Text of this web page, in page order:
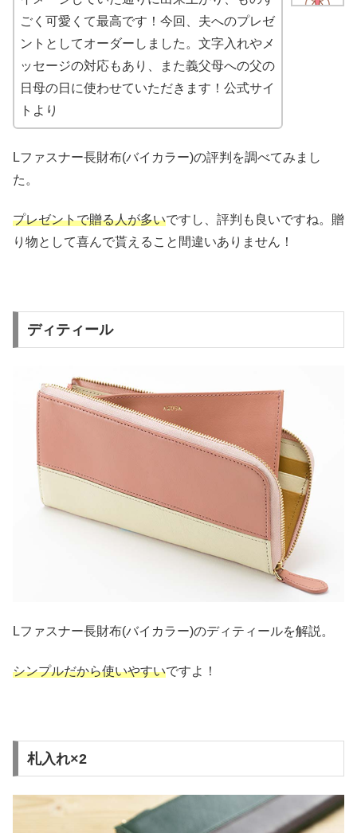
ごく可愛くて最高です！今回、夫へのプレゼ
ントとしてオーダーしました。文字入れやメ
ッセージの対応もあり、また義父母への父の
日母の日に使わせていただきます！公式サイ
トより
Lファスナー長財布(バイカラー)の評判を調べてみまし
た。
プレゼントで贈る人が多いですし、評判も良いですね。贈
り物として喜んで貰えること間違いありません！
ディティール
Lファスナー長財布(バイカラー)のディティールを解説。
シンプルだから使いやすいですよ！
札入れ×2